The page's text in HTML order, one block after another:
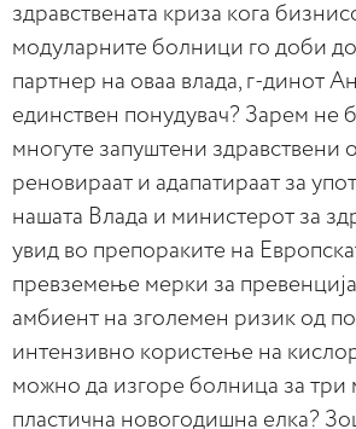
здравствената криза кога
модуларните болници го доби
партнер на оваа влада, г-динот
единствен понудувач? Зарем не
многуте запуштени здравствени
реновираат и адапатираат за
нашата Влада и министерот за
увид во препораките на
превземење мерки за
амбиент на зголемен ризик од
интензивно користење на
можно да изгоре болница за три
пластична новогодишна елка?